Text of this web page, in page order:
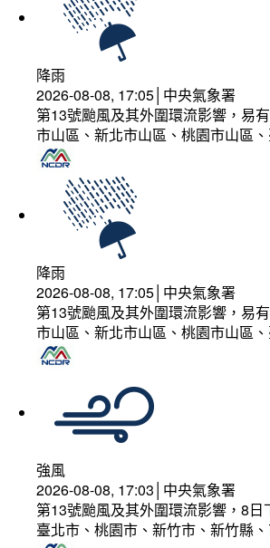
降雨
2026-08-08, 17:05│中央氣象署
第13號颱風及其外圍環流影響，易
市山區、新北市山區、桃園市山區
降雨
2026-08-08, 17:05│中央氣象署
第13號颱風及其外圍環流影響，易
市山區、新北市山區、桃園市山區
強風
2026-08-08, 17:03│中央氣象署
第13號颱風及其外圍環流影響，8
臺北市、桃園市、新竹市、新竹縣